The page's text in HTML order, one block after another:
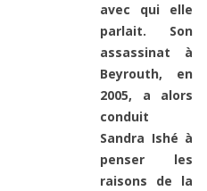
avec qui elle
parlait. Son
assassinat à
Beyrouth, en
2005, a alors
conduit
Sandra Ishé à
penser les
raisons de la